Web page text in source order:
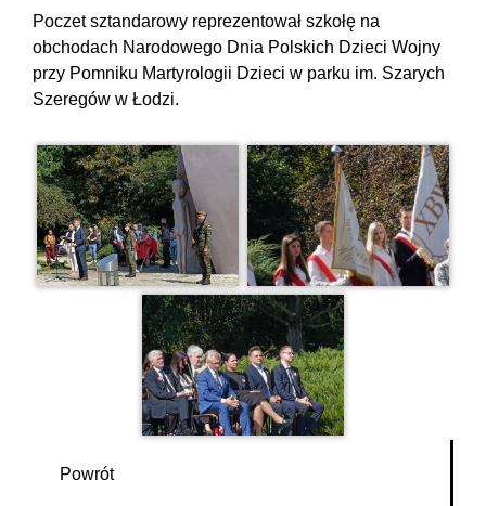
Poczet sztandarowy reprezentował szkołę na
obchodach Narodowego Dnia Polskich Dzieci Wojny
przy Pomniku Martyrologii Dzieci w parku im. Szarych
Szeregów w Łodzi.
Powrót